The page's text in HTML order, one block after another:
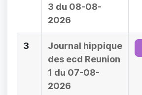
3 du 08-08-
2026
3
Journal hippique
des ecd Reunion
1 du 07-08-
2026